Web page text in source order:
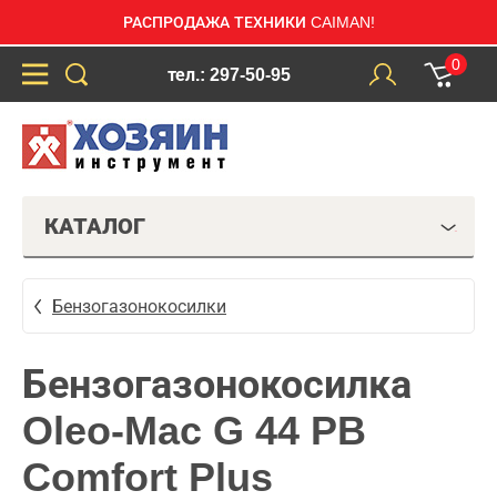
РАСПРОДАЖА ТЕХНИКИ CAIMAN!
тел.: 297-50-95
0
КАТАЛОГ
Бензогазонокосилки
Бензогазонокосилка
Oleo-Mac G 44 PB
Comfort Plus